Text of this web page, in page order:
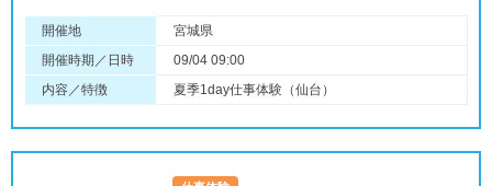
開催地
宮城県
開催時期／日時
09/04 09:00
内容／特徴
夏季1day仕事体験（仙台）